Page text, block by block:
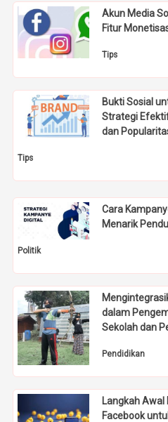
Akun Media
Fitur
Tips
Bukti Sosial
Strategi
dan
Tips
Cara
Menarik
Politik
dalam
Sekolah dan
Pendidikan
Langkah
Facebook